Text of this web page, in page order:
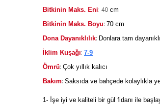
Bitkinin Maks. Eni: 40 cm
Bitkinin Maks. Boyu: 70 cm
Dona Dayanıklılık: Donlara tam dayanıklı
İklim Kuşağı: 7-9
Ömrü: Çok yıllık kalıcı
Bakım: Saksıda ve bahçede kolaylıkla
1- İşe iyi ve kaliteli bir gül fidanı ile